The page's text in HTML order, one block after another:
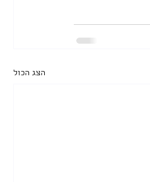
הצג הכול